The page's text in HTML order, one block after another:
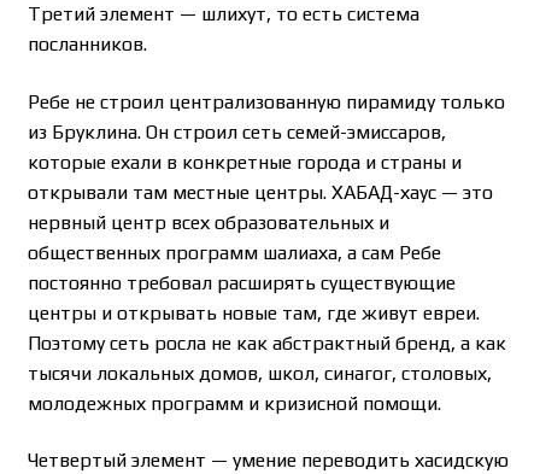
Третий элемент — шлихут, то есть система
посланников.
Ребе не строил централизованную пирамиду только
из Бруклина. Он строил сеть семей-эмиссаров,
которые ехали в конкретные города и страны и
открывали там местные центры. ХАБАД-хаус — это
нервный центр всех образовательных и
общественных программ шалиаха, а сам Ребе
постоянно требовал расширять существующие
центры и открывать новые там, где живут евреи.
Поэтому сеть росла не как абстрактный бренд, а как
тысячи локальных домов, школ, синагог, столовых,
молодежных программ и кризисной помощи.
Четвертый элемент — умение переводить хасидскую